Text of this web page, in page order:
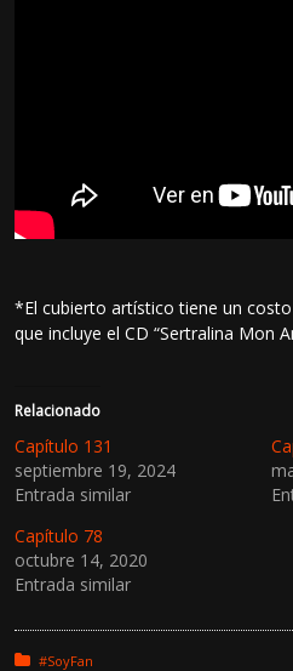
*El cubierto artístico tiene un
que incluye el CD “Sertralina Mon
Relacionado
Capítulo 131
septiembre 19, 2024
Entrada similar
Capítulo 78
octubre 14, 2020
Entrada similar
Posted in:
#SoyFan